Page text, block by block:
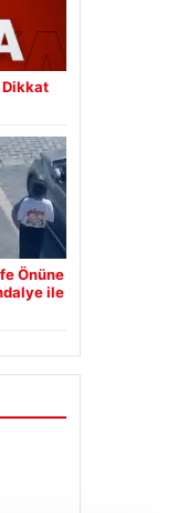
Dikkat
Önüne
ile